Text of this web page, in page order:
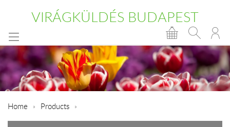
VIRÁGKÜLDÉS BUDAPEST
Home Products